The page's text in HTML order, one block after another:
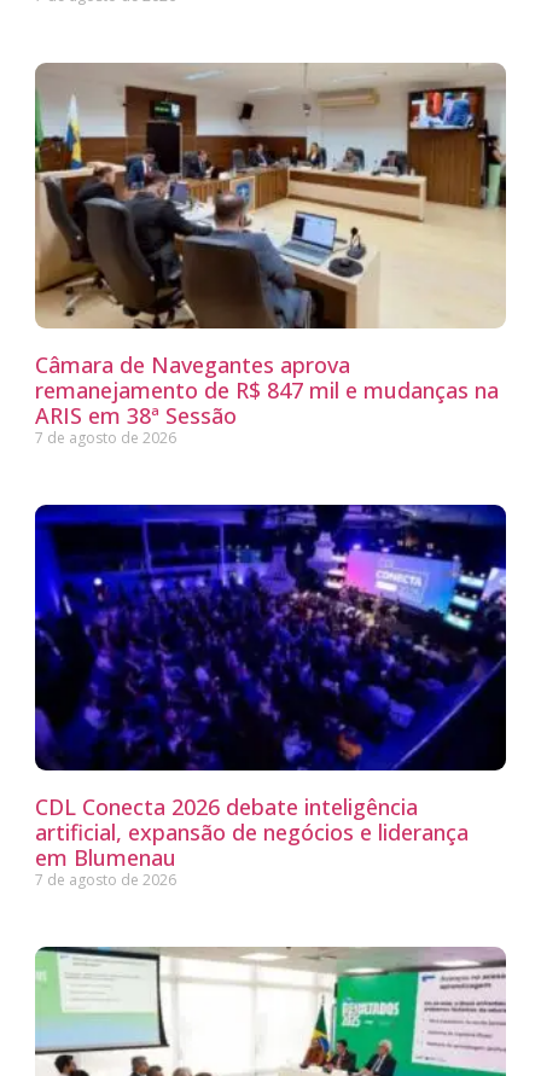
Câmara de Navegantes aprova
remanejamento de R$ 847 mil e mudanças na
ARIS em 38ª Sessão
7 de agosto de 2026
CDL Conecta 2026 debate inteligência
artificial, expansão de negócios e liderança
em Blumenau
7 de agosto de 2026